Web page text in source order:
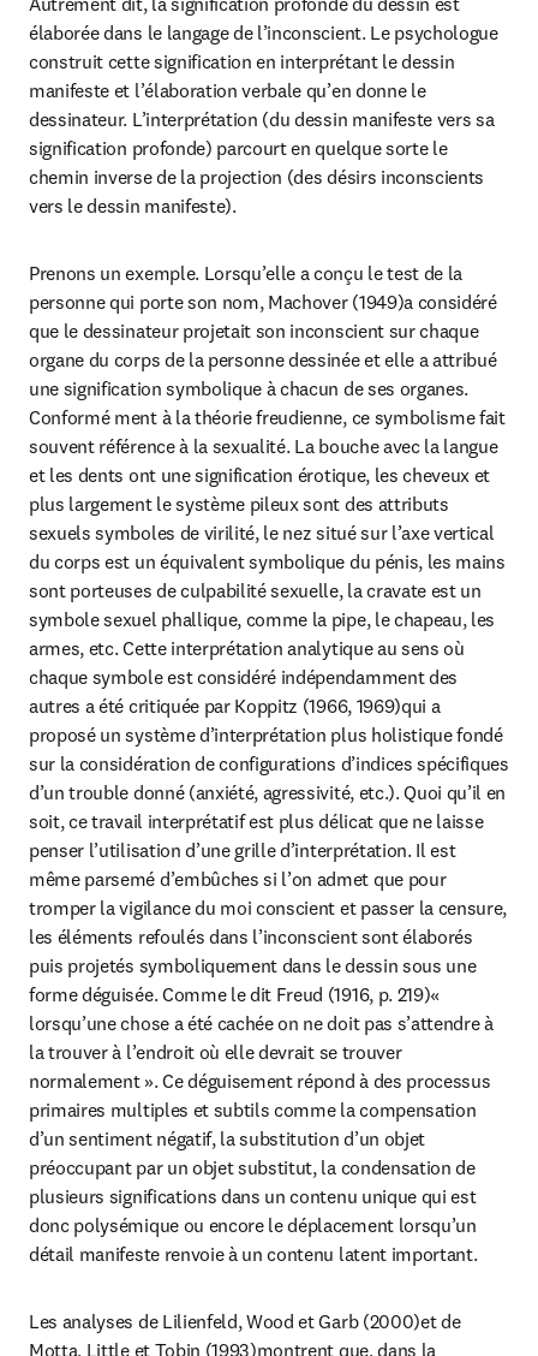
élaborée dans le langage de l’inconscient. Le psychologue
construit cette signification en interprétant le dessin
manifeste et l’élaboration verbale qu’en donne le
dessinateur. L’interprétation (du dessin manifeste vers sa
signification profonde) parcourt en quelque sorte le
chemin inverse de la projection (des désirs inconscients
vers le dessin manifeste).
Prenons un exemple. Lorsqu’elle a conçu le test de la
personne qui porte son nom, Machover (1949)a considéré
que le dessinateur projetait son inconscient sur chaque
organe du corps de la personne dessinée et elle a attribué
une signification symbolique à chacun de ses organes.
Conformé ment à la théorie freudienne, ce symbolisme fait
souvent référence à la sexualité. La bouche avec la langue
et les dents ont une signification érotique, les cheveux et
plus largement le système pileux sont des attributs
sexuels symboles de virilité, le nez situé sur l’axe vertical
du corps est un équivalent symbolique du pénis, les mains
sont porteuses de culpabilité sexuelle, la cravate est un
symbole sexuel phallique, comme la pipe, le chapeau, les
armes, etc. Cette interprétation analytique au sens où
chaque symbole est considéré indépendamment des
autres a été critiquée par Koppitz (1966, 1969)qui a
proposé un système d’interprétation plus holistique fondé
sur la considération de configurations d’indices spécifiques
d’un trouble donné (anxiété, agressivité, etc.). Quoi qu’il en
soit, ce travail interprétatif est plus délicat que ne laisse
penser l’utilisation d’une grille d’interprétation. Il est
même parsemé d’embûches si l’on admet que pour
tromper la vigilance du moi conscient et passer la censure,
les éléments refoulés dans l’inconscient sont élaborés
puis projetés symboliquement dans le dessin sous une
forme déguisée. Comme le dit Freud (1916, p. 219)«
lorsqu’une chose a été cachée on ne doit pas s’attendre à
la trouver à l’endroit où elle devrait se trouver
normalement ». Ce déguisement répond à des processus
primaires multiples et subtils comme la compensation
d’un sentiment négatif, la substitution d’un objet
préoccupant par un objet substitut, la condensation de
plusieurs significations dans un contenu unique qui est
donc polysémique ou encore le déplacement lorsqu’un
détail manifeste renvoie à un contenu latent important.
Les analyses de Lilienfeld, Wood et Garb (2000)et de
Motta, Little et Tobin (1993)montrent que, dans la